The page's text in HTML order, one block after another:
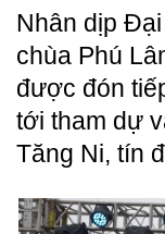
Nhân dịp
chùa Phú
được đón
tới tham dự
Tăng Ni, tín